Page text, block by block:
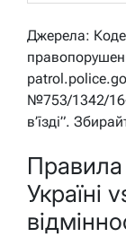
Джерела:
№753/1342/16-
в’їзді”.
Правила
Україні